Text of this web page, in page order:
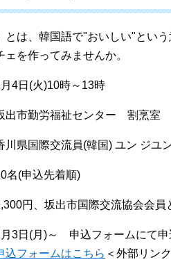
は、韓国語で"おいしい"とい
ェを作ってみませんか。
日(火)10時～13時
市勤労福祉センター 割烹室
県国際交流員(韓国) ユン ジユ
(申込先着順)
円、坂出市国際交流協会会
日(月)～ 申込フォームにて申
込フォームはこちら ＜外部リン